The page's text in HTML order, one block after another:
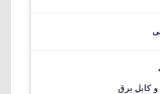
کابل برق